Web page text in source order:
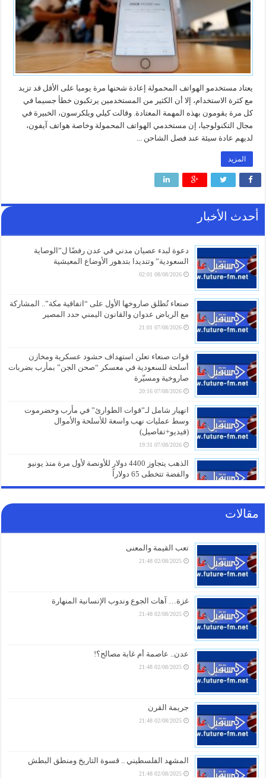
يعتاد مستخدمو الهواتف المحمولة إعادة شحنها مرة يوميا على الأقل قد تزيد
مع كثرة الاستخدام، إلا أن الكثير من المستخدمين يرتكبون خطأ جسيما في
كل مرة يقومون بهذه المهمة المعتادة. وقالت كيلي ويلكرسون، الخبيرة في
مجال التكنولوجيا، إن مستخدمي الهواتف المحمولة وخاصة هواتف آيفون،
لديهم عادة سيئة عند فصل الشاحن ...
المزيد
أحدث الأخبار
دعوة لبدء عصيان مدني في عدن رفضًا ل”الوصاية
السعودية” وتنديدا بتدهور الأوضاع المعيشية
08/08/2026 02:01
صنعاء تُطلق صاروخها الأول على “اتفاقية مكة”.. المشاركة
مع الرياض عدوان والقانون اليمني حدد المصير
07/08/2026 21:01
قوات صنعاء تعلن استهداف حشود عسكرية ومخازن
أسلحة للسعودية في معسكر “صحن الجن” بمأرب بضربات
صاروخية ومسيّرة
07/08/2026 20:16
انهيار شامل لـ”قوات الطوارئ” في مأرب وحضرموت
وسط عمليات نهب واسعة للأسلحة والأموال
(فيديو+تفاصيل)
07/08/2026 19:31
الذهب يتجاوز 4400 دولار للأونصة لأول مرة منذ يونيو
والفضة تتخطى 65 دولاراً
07/08/2026 19:01
مقالات
تعب القيمة والمعنى
02/08/2025 21:48
غزة… آهات الجوع وندوب الإنسانية المنهارة
02/08/2025 21:48
عدن.. عاصمة أم غابة مصالح؟!
02/08/2025 21:48
جريمة القرن
02/08/2025 21:48
المشهد الفلسطيني .. قسوة التاريخ ومنطق البطش
02/08/2025 21:48